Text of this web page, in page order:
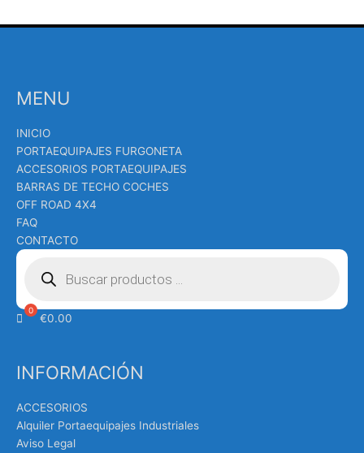
MENU
INICIO
PORTAEQUIPAJES FURGONETA
ACCESORIOS PORTAEQUIPAJES
BARRAS DE TECHO COCHES
OFF ROAD 4X4
FAQ
CONTACTO
Búsqueda
productos
€0.00
INFORMACIÓN
ACCESORIOS
Alquiler Portaequipajes Industriales
Aviso Legal